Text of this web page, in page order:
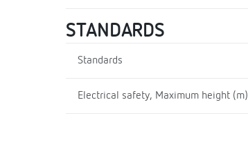
STANDARDS
Standards
Electrical safety, Maximum height (m)